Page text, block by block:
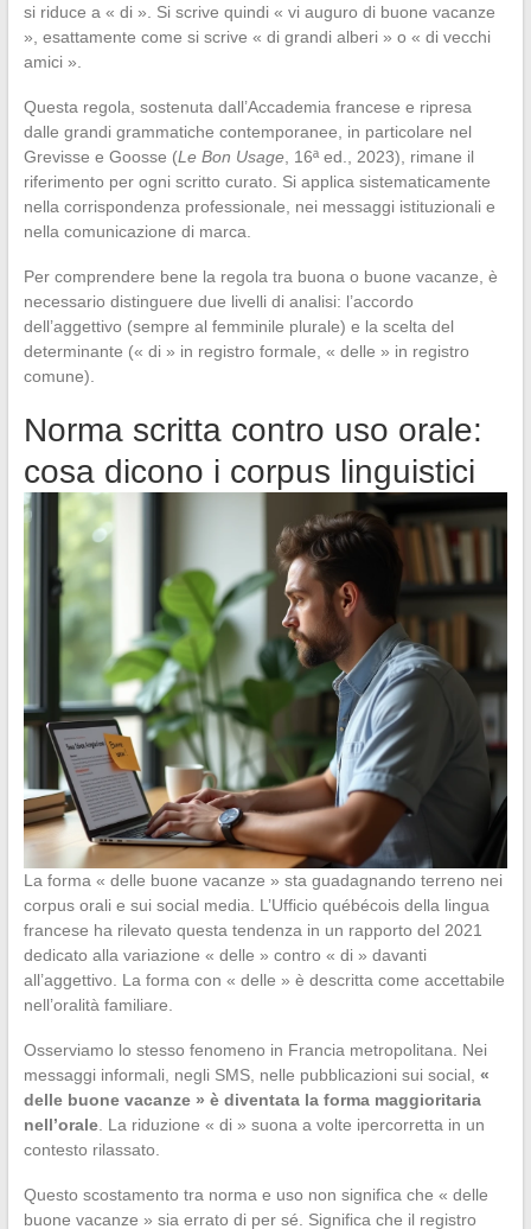
si riduce a « di ». Si scrive quindi « vi auguro di buone vacanze
», esattamente come si scrive « di grandi alberi » o « di vecchi
amici ».
Questa regola, sostenuta dall’Accademia francese e ripresa
dalle grandi grammatiche contemporanee, in particolare nel
Grevisse e Goosse (Le Bon Usage, 16ª ed., 2023), rimane il
riferimento per ogni scritto curato. Si applica sistematicamente
nella corrispondenza professionale, nei messaggi istituzionali e
nella comunicazione di marca.
Per comprendere bene la regola tra buona o buone vacanze, è
necessario distinguere due livelli di analisi: l’accordo
dell’aggettivo (sempre al femminile plurale) e la scelta del
determinante (« di » in registro formale, « delle » in registro
comune).
Norma scritta contro uso orale:
cosa dicono i corpus linguistici
La forma « delle buone vacanze » sta guadagnando terreno nei
corpus orali e sui social media. L’Ufficio québécois della lingua
francese ha rilevato questa tendenza in un rapporto del 2021
dedicato alla variazione « delle » contro « di » davanti
all’aggettivo. La forma con « delle » è descritta come accettabile
nell’oralità familiare.
Osserviamo lo stesso fenomeno in Francia metropolitana. Nei
messaggi informali, negli SMS, nelle pubblicazioni sui social, «
delle buone vacanze » è diventata la forma maggioritaria
nell’orale. La riduzione « di » suona a volte ipercorretta in un
contesto rilassato.
Questo scostamento tra norma e uso non significa che « delle
buone vacanze » sia errato di per sé. Significa che il registro